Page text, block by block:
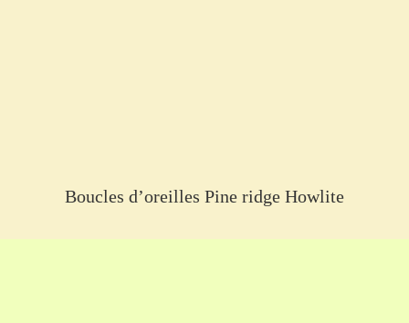
Boucles d’oreilles Pine ridge Howlite
€